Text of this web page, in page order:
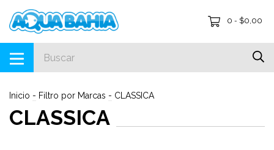
0 - $0,00
Inicio - Filtro por Marcas - CLASSICA
CLASSICA